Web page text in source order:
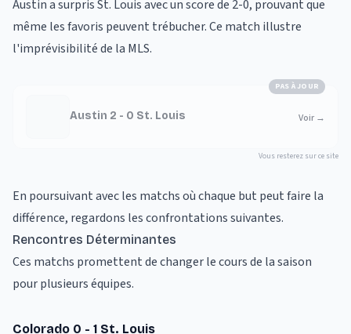
Austin a surpris St. Louis avec un score de 2-0, prouvant que
même les favoris peuvent trébucher. Ce match illustre
l'imprévisibilité de la MLS.
PAS À JOUR
Austin 2 - 0 St. Louis Voir →
Vous resterez sur ce site
En poursuivant avec les matchs où chaque but peut faire la
différence, regardons les confrontations suivantes.
Rencontres Déterminantes
Ces matchs promettent de changer le cours de la saison
pour plusieurs équipes.
Colorado 0 - 1 St. Louis